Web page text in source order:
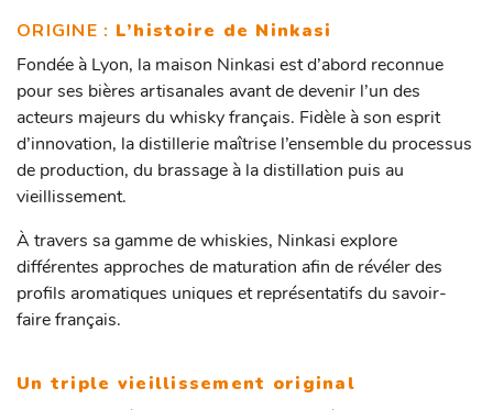
ORIGINE : L’histoire de Ninkasi
Fondée à Lyon, la maison Ninkasi est d’abord reconnue
pour ses bières artisanales avant de devenir l’un des
acteurs majeurs du whisky français. Fidèle à son esprit
d’innovation, la distillerie maîtrise l’ensemble du processus
de production, du brassage à la distillation puis au
vieillissement.
À travers sa gamme de whiskies, Ninkasi explore
différentes approches de maturation afin de révéler des
profils aromatiques uniques et représentatifs du savoir-
faire français.
Un triple vieillissement original